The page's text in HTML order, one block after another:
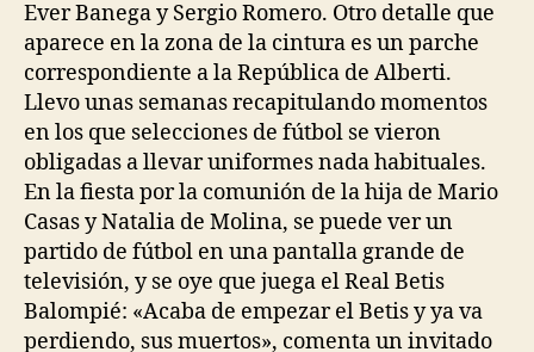
Ever Banega y Sergio Romero. Otro detalle que
aparece en la zona de la cintura es un parche
correspondiente a la República de Alberti.
Llevo unas semanas recapitulando momentos
en los que selecciones de fútbol se vieron
obligadas a llevar uniformes nada habituales.
En la fiesta por la comunión de la hija de Mario
Casas y Natalia de Molina, se puede ver un
partido de fútbol en una pantalla grande de
televisión, y se oye que juega el Real Betis
Balompié: «Acaba de empezar el Betis y ya va
perdiendo, sus muertos», comenta un invitado